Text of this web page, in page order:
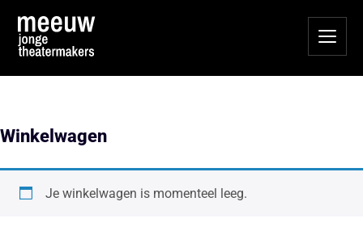
Winkelwagen
Je winkelwagen is momenteel leeg.